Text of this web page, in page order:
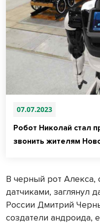
07.07.2023
Робот Николай стал
звонить жителям
В черный рот
датчиками, заглянул
России Дмитрий
создатели андроида,